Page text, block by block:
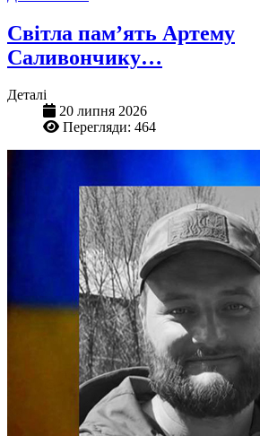
Світла пам’ять Артему
Саливончику…
Деталі
20 липня 2026
Перегляди: 464